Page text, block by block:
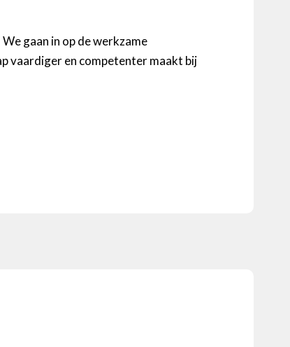
gaan in op de werkzame
vaardiger en competenter maakt bij